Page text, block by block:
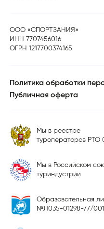
ООО «СПОРТЗАНИЯ»
ИНН 7707456016
ОГРН 1217700374165
Политика обработки
Публичная оферта
Мы в реестре
туроператоров РТО
Мы в Российском
туриндустрии
Образовательная
№Л035-01298-77/